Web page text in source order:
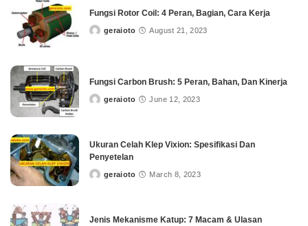
Fungsi Rotor Coil: 4 Peran, Bagian, Cara Kerja
Postedgeraioto August 21, 2023
Fungsi Carbon Brush: 5 Peran, Bahan, Dan Kinerja
Postedgeraioto June 12, 2023
Ukuran Celah Klep Vixion: Spesifikasi Dan
Penyetelan
Postedgeraioto March 8, 2023
Jenis Mekanisme Katup: 7 Macam & Ulasan